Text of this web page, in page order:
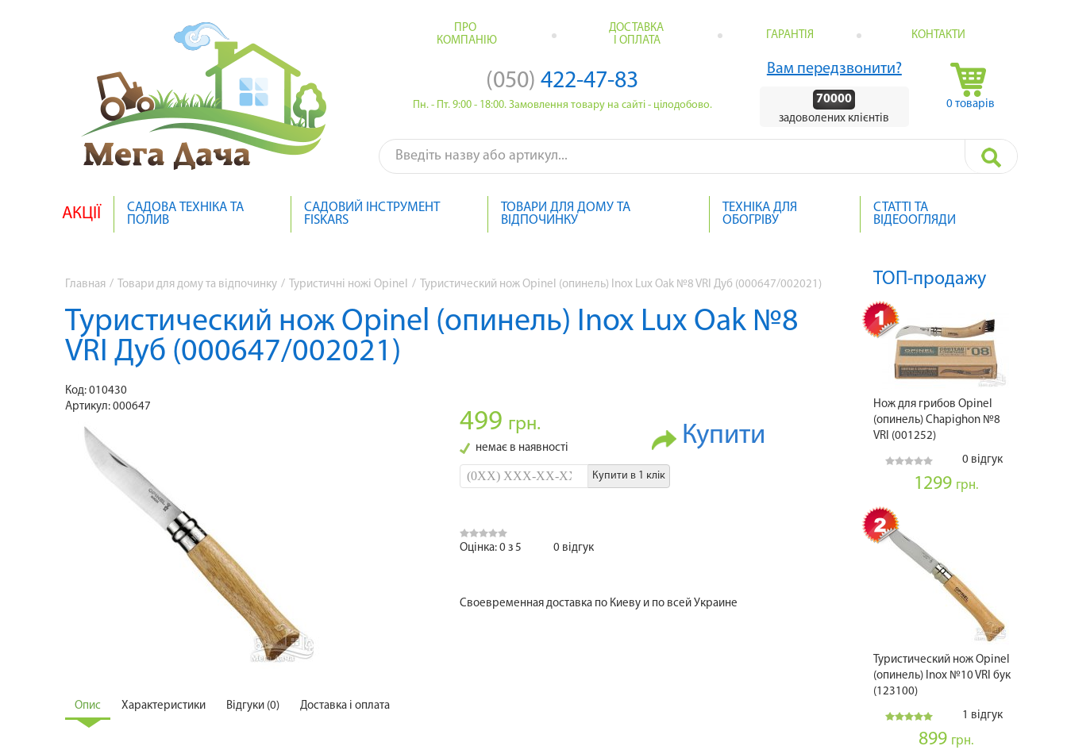
ПРО
КОМПАНІЮ
ДОСТАВКА
І ОПЛАТА
ГАРАНТІЯ КОНТАКТИ
(050)422-47-83
Пн. - Пт. 9:00 - 18:00. Замовлення товару на сайті - цілодобово.
Вам передзвонити?
70000
задоволених клієнтів
0 товарів
АКЦІЇ
САДОВА ТЕХНІКА ТА
ПОЛИВ
САДОВИЙ ІНСТРУМЕНТ
FISKARS
ТОВАРИ ДЛЯ ДОМУ ТА
ВІДПОЧИНКУ
ТЕХНІКА ДЛЯ
ОБОГРІВУ
СТАТТІ ТА
ВІДЕООГЛЯДИ
Главная / Товари для дому та відпочинку / Туристичні ножі Opinel / Туристический нож Opinel (опинель) Inox Lux Oak №8 VRI Дуб (000647/002021)
Туристический нож Opinel (опинель) Inox Lux Oak №8
VRI Дуб (000647/002021)
Код: 010430
Артикул: 000647
499 грн.
немає в наявності Купити
Купити в 1 клік
Оцінка: 0 з 5 0 відгук
Своевременная доставка по Киеву и по всей Украине
Опис Характеристики Відгуки (0) Доставка і оплата
ТОП-продажу
Нож для грибов Opinel
(опинель) Chapighon №8
VRI (001252)
0 відгук
1299 грн.
Туристический нож Opinel
(опинель) Inox №10 VRI бук
(123100)
1 відгук
899 грн.